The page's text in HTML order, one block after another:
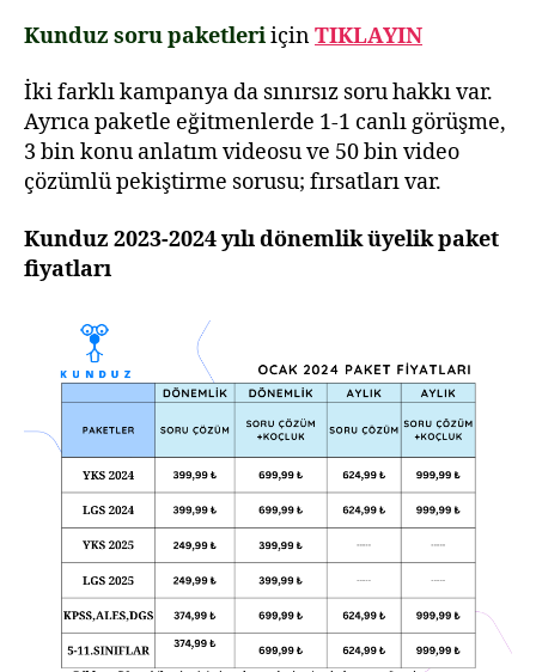
Kunduz soru paketleriiçinTIKLAYIN
İki farklı kampanya da sınırsız soru hakkı var.
Ayrıca paketle eğitmenlerde 1-1 canlı görüşme,
3 bin konu anlatım videosu ve 50 bin video
çözümlü pekiştirme sorusu; fırsatları var.
Kunduz 2023-2024 yılı dönemlik üyelik paket
fiyatları